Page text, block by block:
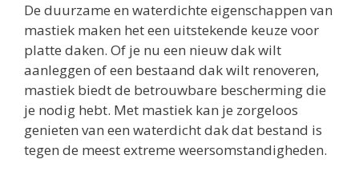
De duurzame en waterdichte eigenschappen van
mastiek maken het een uitstekende keuze voor
platte daken. Of je nu een nieuw dak wilt
aanleggen of een bestaand dak wilt renoveren,
mastiek biedt de betrouwbare bescherming die
je nodig hebt. Met mastiek kan je zorgeloos
genieten van een waterdicht dak dat bestand is
tegen de meest extreme weersomstandigheden.